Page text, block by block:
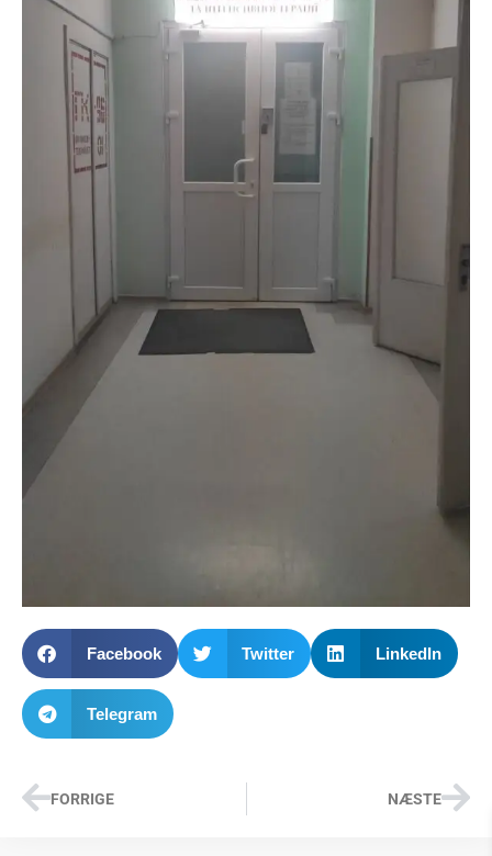
Facebook Twitter LinkedIn
Telegram
FORRIGE NÆSTE